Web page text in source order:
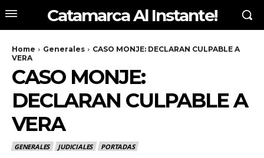
Catamarca Al Instante!
Home Generales
CASO MONJE: DECLARAN CULPABLE A
VERA
CASO MONJE:
DECLARAN CULPABLE A
VERA
GENERALES JUDICIALES PORTADAS